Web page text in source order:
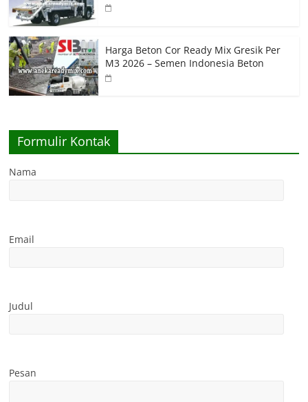
Harga Beton Cor Ready Mix Gresik Per
M3 2026 – Semen Indonesia Beton
Formulir Kontak
Nama
Email
Judul
Pesan